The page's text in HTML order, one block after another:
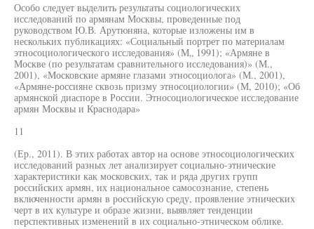
Особо следует выделить результаты социологических
исследований по армянам Москвы, проведенные под
руководством Ю.В. Арутюняна, которые изложены им в
нескольких публикациях: «Социальный портрет по материалам
этносоциологического исследования» (М„ 1991); «Армяне в
Москве (по результатам сравнительного исследования)» (М.,
2001), «Московские армяне глазами этносоциолога» (М., 2001),
«Армяне-россияне сквозь призму этносоциологии» (М, 2010); «Об
армянской диаспоре в России. Этносоциологическое исследование
армян Москвы и Краснодара»
11
(Ер., 2011). В этих работах автор на основе этносоциологических
исследований разных лет анализирует социально-этнические
характеристики как московских, так и ряда других групп
российских армян, их национальное самосознание, степень
включенности армян в российскую среду, проявление этнических
черт в их культуре и образе жизни, выявляет тенденции
перспективных изменений в их социально-этническом облике.